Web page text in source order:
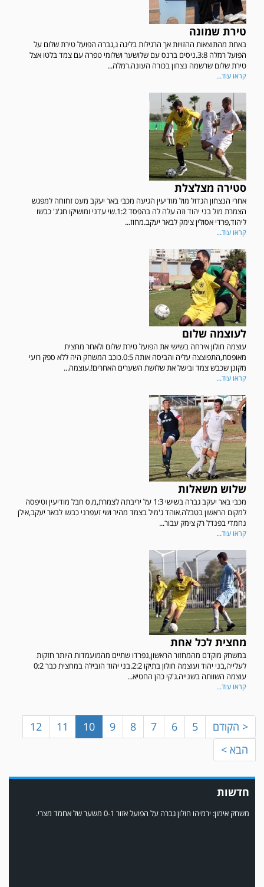
טירת שמונה
באחת מהתוצאות ההזויות אך הרגילות בליגה ג,גברה הפועל טירת שלום על
הפועל רמלה 3:8.ניסים ברנס עם שלושער ושלומי טפרה עם צמד בלטו אצל
טירת שלום שרשמה נצחון בכורה העונה.רמלה...
קראו עוד...
סטירה מצלצלת
אחרי הנצחון הגדול מול מודיעין הגיעה מכבי באר יעקב מעט זחוחה למפגש
הצמרת מול בני יהוד וזה עלה לה בהפסד 1:2.שי עדני ומושיקו חג'ג' כבשו
ליהוד,פרדי אסולין צימק לבאר יעקב.מחוז...
קראו עוד...
לעוצמה שלום
עוצמה חולון אירחה בשישי את הפועל טירת שלום ולאחר מחצית
מאופסת,התפוצצה עליה והביסה אותה 0:5.כוכב המשחק היה ללא ספק רועי
מקונן שכבש צמד ובישל את שלושת השערים האחרים!.עוצמה...
קראו עוד...
שלוש משאלות
מכבי באר יעקב גברה בשישי 1:3 על יריבתה לצמרת,מ.ס חבל מודיעין וטיפסה
למקום הראשון בטבלה.אוהד ג'מיל בצמד מהיר ושי זעפרני כבשו לבאר יעקב,אילן
נחמדי בפנדל רק צימק עבור...
קראו עוד...
מחצית לכל אחת
במשחק מוקדם מהמחזור הראשון,נפרדו שתיים מהמועמדות היותר חזקות
לעלייה,בני יהוד ועוצמה חולון בתיקו 2:2.בני יהוד הובילה במחצית כבר 0:2
עוצמה השוותה בשנייה.ג'קי כהן החטיא...
קראו עוד...
< הקודם 5
6
7
8
9
10
11
12
הבא >
חדשות
במשחק אימון שהתקיים הבוקר יום ה' ניצחה קרית מלאכי את עירוני אשדוד 5-0.
משחק אימון: ירמיהו חולון גברה על הפועל אזור 0-1 משער של אחמד מצרי.